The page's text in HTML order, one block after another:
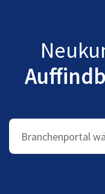
Branchenportal